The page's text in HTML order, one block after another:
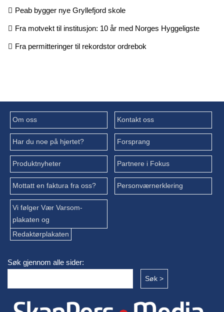
Peab bygger nye Gryllefjord skole
Fra motvekt til institusjon: 10 år med Norges Hyggeligste
Fra permitteringer til rekordstor ordrebok
Om oss Kontakt oss
Har du noe på hjertet? Forsprang
Produktnyheter Partnere i Fokus
Mottatt en faktura fra oss? Personværnerklering
Vi følger Vær Varsom-
plakaten og
Redaktørplakaten
Søk gjennom alle sider: